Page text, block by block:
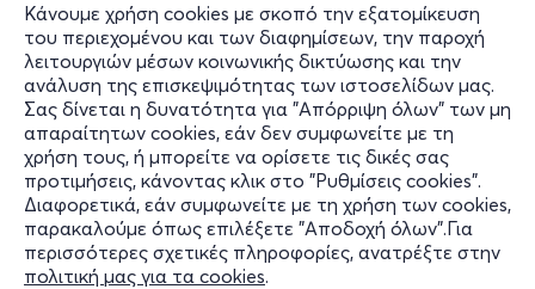
Κάνουμε χρήση cookies με σκοπό την εξατομίκευση
του περιεχομένου και των διαφημίσεων, την παροχή
λειτουργιών μέσων κοινωνικής δικτύωσης και την
ανάλυση της επισκεψιμότητας των ιστοσελίδων μας.
Σας δίνεται η δυνατότητα για "Απόρριψη όλων" των μη
απαραίτητων cookies, εάν δεν συμφωνείτε με τη
χρήση τους, ή μπορείτε να ορίσετε τις δικές σας
προτιμήσεις, κάνοντας κλικ στο "Ρυθμίσεις cookies".
Διαφορετικά, εάν συμφωνείτε με τη χρήση των cookies,
παρακαλούμε όπως επιλέξετε "Αποδοχή όλων".Για
περισσότερες σχετικές πληροφορίες, ανατρέξτε στην
πολιτική μας για τα cookies.